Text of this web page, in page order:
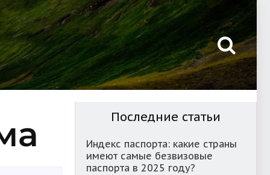
Последние статьи
Индекс паспорта: какие страны
имеют самые безвизовые
паспорта в 2025 году?